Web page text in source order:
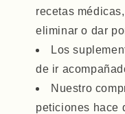
recetas
eliminar o dar
Los
de ir
Nuestro
peticiones hace